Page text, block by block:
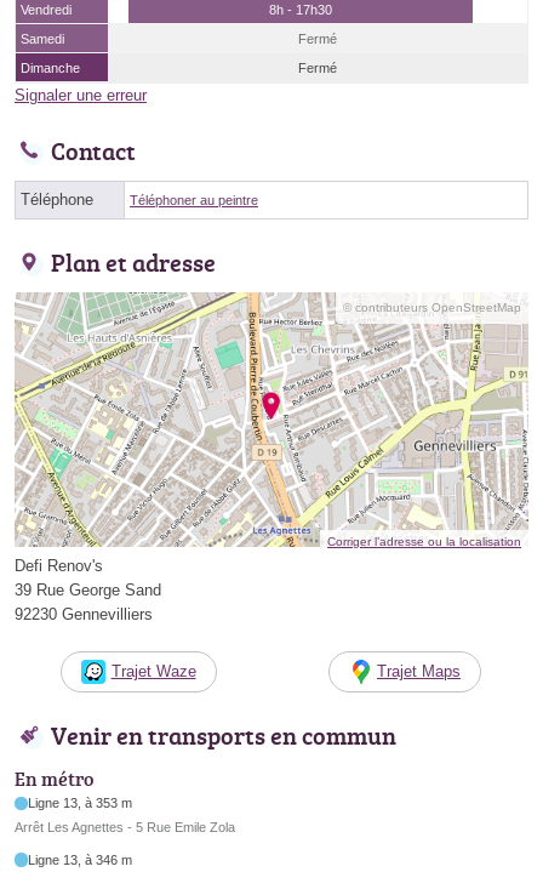
Vendredi
8h - 17h30
Samedi
Fermé
Dimanche
Fermé
Signaler une erreur
Contact
Téléphone Téléphoner au peintre
Plan et adresse
© contributeurs OpenStreetMap
Corriger l’adresse ou la localisation
Defi Renov's
39 Rue George Sand
92230 Gennevilliers
Trajet Waze Trajet Maps
Venir en transports en commun
En métro
Ligne 13, à 353 m
Arrêt Les Agnettes - 5 Rue Emile Zola
Ligne 13, à 346 m